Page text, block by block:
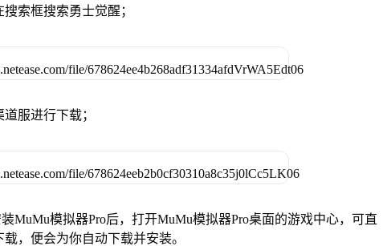
索框搜索勇士觉醒；
服进行下载；
MuMu模拟器Pro后，打开MuMu模拟器Pro桌面的游戏中心，可直
，便会为你自动下载并安装。